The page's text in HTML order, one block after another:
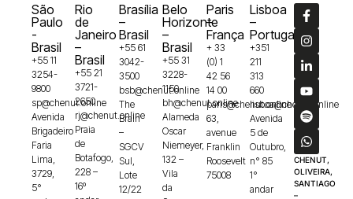
São
Paulo
-
Brasil
+55 11
3254-
9800
sp@chenut.online
Avenida
Brigadeiro
Faria
Lima,
3729,
5°
Rio
de
Janeiro
–
Brasil
+55 21
3721-
2650
rj@chenut.online
Praia
de
Botafogo,
228 –
16º
Brasília
–
Brasil
+55 61
3042-
3500
bsb@chenut.online
The
Brain
–
SGCV
Sul,
Lote
12/22
Belo
Horizonte
–
Brasil
+55 31
3228-
1150
bh@chenut.online
Alameda
Oscar
Niemeyer,
132 –
Vila
da
Paris
–
França
+ 33
(0) 1
42 56
14 00
paris@chenut.online
63,
avenue
Franklin
Roosevelt
75008
Lisboa
–
Portugal
+351
211
313
660
lisboa@chenut.online
Avenida
5 de
Outubro,
n° 85
1°
andar
CHENUT,
OLIVEIRA,
SANTIAGO
–